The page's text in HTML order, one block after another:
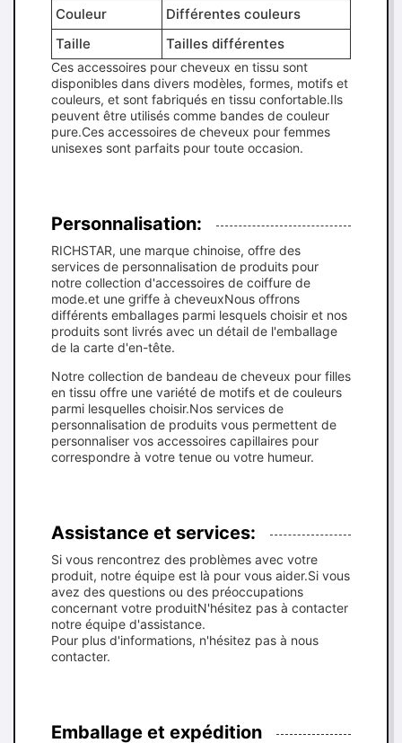
Couleur
Différentes couleurs
Taille
Tailles différentes
Ces accessoires pour cheveux en tissu sont
disponibles dans divers modèles, formes, motifs et
couleurs, et sont fabriqués en tissu confortable.Ils
peuvent être utilisés comme bandes de couleur
pure.Ces accessoires de cheveux pour femmes
unisexes sont parfaits pour toute occasion.
Personnalisation:
RICHSTAR, une marque chinoise, offre des
services de personnalisation de produits pour
notre collection d'accessoires de coiffure de
mode.et une griffe à cheveuxNous offrons
différents emballages parmi lesquels choisir et nos
produits sont livrés avec un détail de l'emballage
de la carte d'en-tête.
Notre collection de bandeau de cheveux pour filles
en tissu offre une variété de motifs et de couleurs
parmi lesquelles choisir.Nos services de
personnalisation de produits vous permettent de
personnaliser vos accessoires capillaires pour
correspondre à votre tenue ou votre humeur.
Assistance et services:
Si vous rencontrez des problèmes avec votre
produit, notre équipe est là pour vous aider.Si vous
avez des questions ou des préoccupations
concernant votre produitN'hésitez pas à contacter
notre équipe d'assistance.
Pour plus d'informations, n'hésitez pas à nous
contacter.
Emballage et expédition